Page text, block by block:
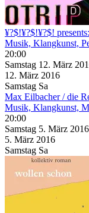
¥?$!¥?$!¥?$!
Musik, Klangkunst,
20:00
Samstag 12. März
12. März 2016
Samstag Sa
Max Eilbacher / die
Musik, Klangkunst,
20:00
Samstag 5. März 2016
5. März 2016
Samstag Sa